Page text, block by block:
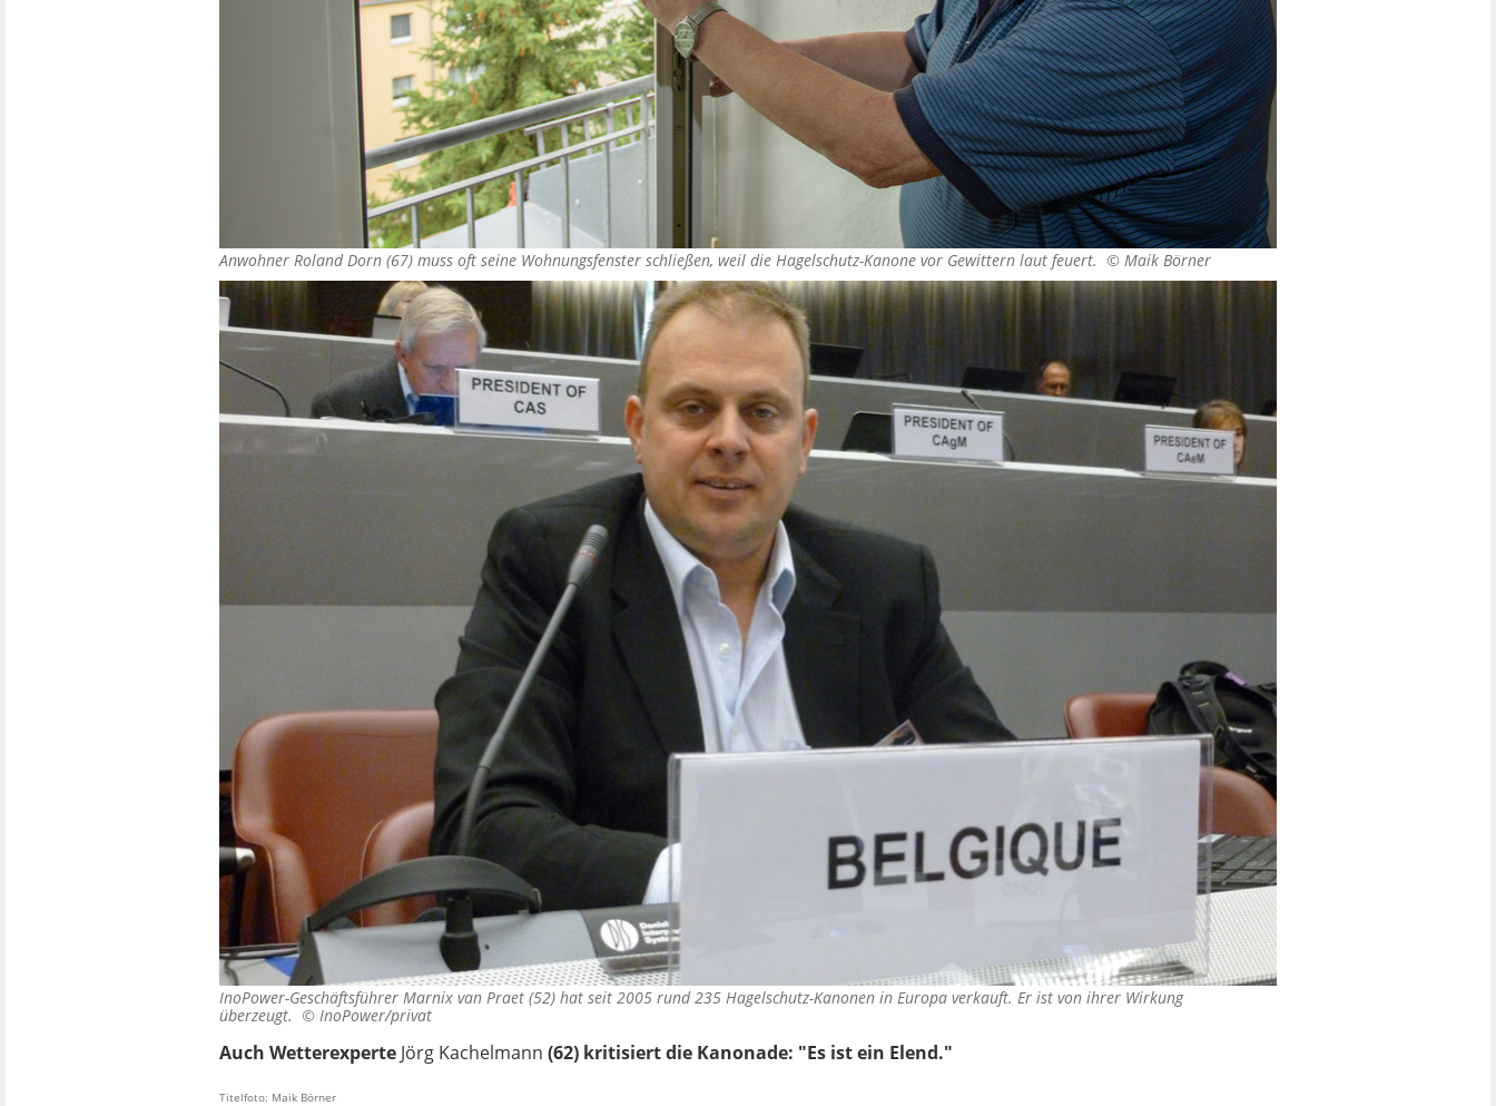
Anwohner Roland Dorn (67) muss oft seine Wohnungsfenster schließen, weil die Hagelschutz-Kanone vor Gewittern laut feuert. © Maik Börner
InoPower-Geschäftsführer Marnix van Praet (52) hat seit 2005 rund 235 Hagelschutz-Kanonen in Europa verkauft. Er ist von ihrer Wirkung
überzeugt. © InoPower/privat
Auch Wetterexperte Jörg Kachelmann (62) kritisiert die Kanonade: "Es ist ein Elend."
Titelfoto: Maik Börner